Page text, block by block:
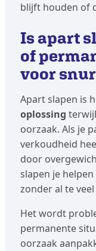
blijft houden of
Is apart
of
voor
Apart slapen is
oplossing
oorzaak. Als je
verkoudheid
door
slapen je
zonder al te
Het wordt
permanente
oorzaak